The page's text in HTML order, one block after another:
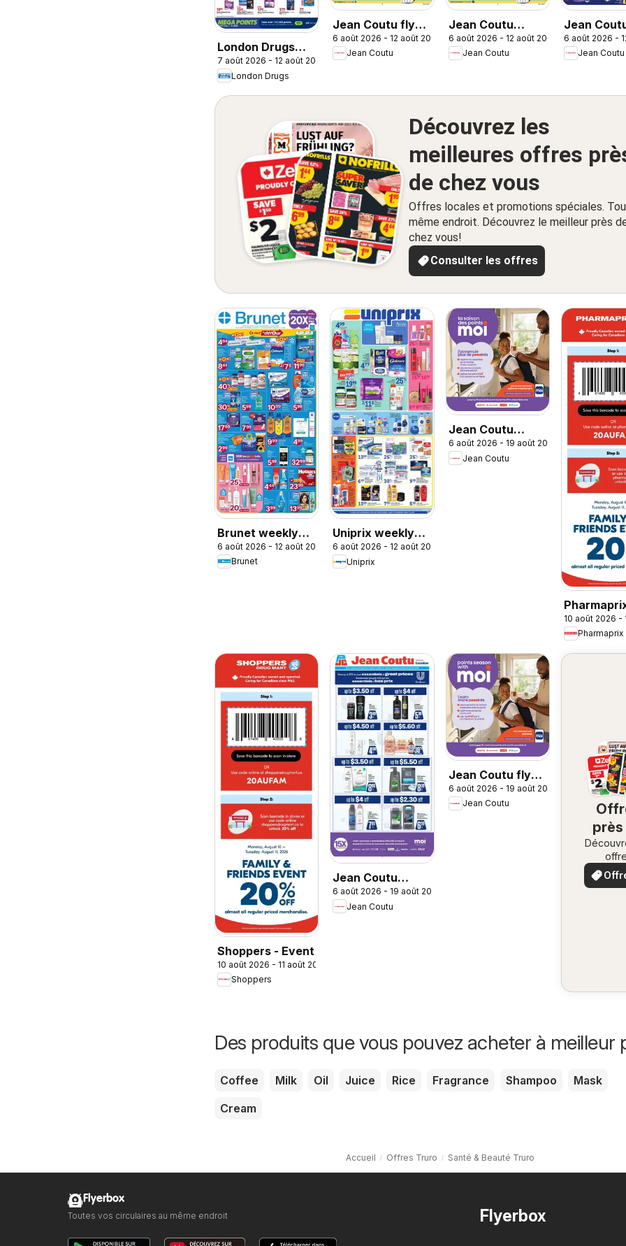
London Drugs
weekly flyer /
circulaire
7 août 2026 - 12 août 2026
London Drugs
Jean Coutu flyer
- School Booklet
6 août 2026 - 12 août 2026
Jean Coutu
Jean Coutu
circulaire - Le
bon calcul pour la
6 août 2026 - 12 août 2026
Jean Coutu
Jean
weekly
6 août 2026 -
Jean Coutu
Découvrez les
meilleures offres
de chez vous
Offres locales et promotions spéciales.
même endroit. Découvrez le meilleur près
chez vous!
Consulter les offres
Brunet weekly
flyer / circulaire
6 août 2026 - 12 août 2026
Brunet
Uniprix weekly
flyer / circulaire
6 août 2026 - 12 août 2026
Uniprix
Jean Coutu
circulaire -
Booklet MOI
6 août 2026 - 19 août 2026
Jean Coutu
Event
10 août 2026 -
Pharmaprix
Shoppers - Event
10 août 2026 - 11 août 2026
Shoppers
Jean Coutu
Unilever Flyer
6 août 2026 - 19 août 2026
Jean Coutu
Jean Coutu flyer
- Booklet MOI
6 août 2026 - 19 août 2026
Jean Coutu
près
Des produits que vous pouvez acheter à meilleur
Coffee Milk Oil Juice Rice Fragrance Shampoo
Mask
Cream
Accueil Offres Truro Santé & Beauté Truro
Flyerbox
Flyerbox
Toutes vos circulaires au même endroit